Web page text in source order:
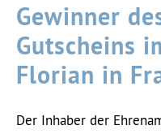
Gewinner
Gutscheins
Florian in
Der Inhaber der